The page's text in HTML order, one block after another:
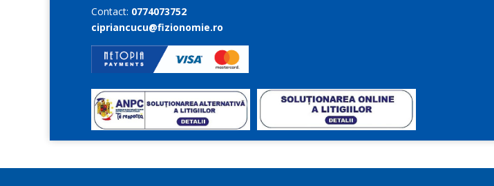
Contact: 0774073752
cipriancucu@fizionomie.ro